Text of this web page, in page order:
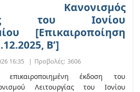
Κανονισμός
του Ιονίου
[Επικαιροποίηση
B’]
16:35 | Προβολές: 3606
επικαιροποιημένη έκδοση του
Λειτουργίας του Ιονίου